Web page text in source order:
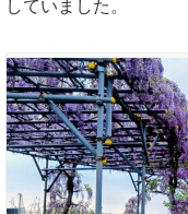
していました。